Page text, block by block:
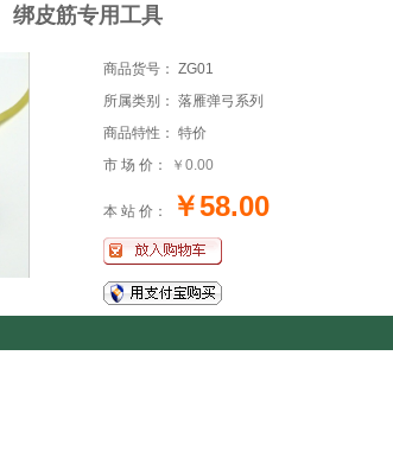
绑皮筋专用工具
商品货号： ZG01
所属类别： 落雁弹弓系列
商品特性： 特价
市 场 价：
￥0.00
本 站 价： ￥58.00